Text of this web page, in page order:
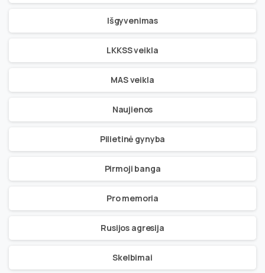
Išgyvenimas
LKKSS veikla
MAS veikla
Naujienos
Pilietinė gynyba
Pirmoji banga
Pro memoria
Rusijos agresija
Skelbimai